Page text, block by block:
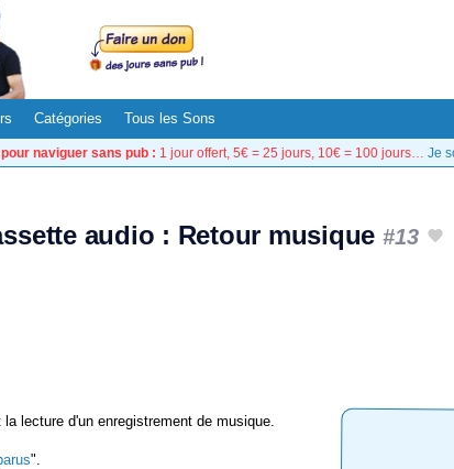
Catégories Tous les Sons
naviguer sans pub : 1 jour offert, 5€ = 25 jours, 10€ = 100 jours… Je
audio : Retour musique#13
lecture d'un enregistrement de musique.
".